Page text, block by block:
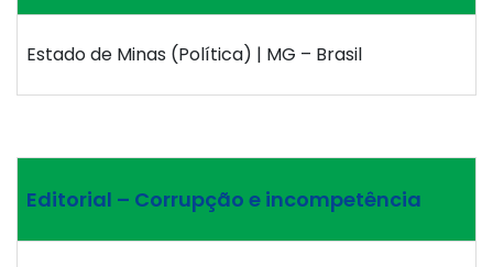
Estado de Minas (Política) | MG – Brasil
Editorial – Corrupção e incompetência